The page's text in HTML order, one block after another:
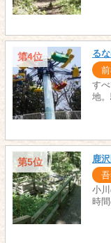
第4位 る
す
地
第5位 鹿
小
時